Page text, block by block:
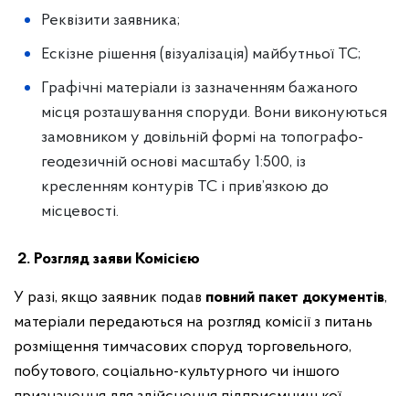
Реквізити заявника;
Ескізне рішення (візуалізація) майбутньої ТС;
Графічні матеріали із зазначенням бажаного
місця розташування споруди. Вони виконуються
замовником у довільній формі на топографо-
геодезичній основі масштабу 1:500, із
кресленням контурів ТС і прив’язкою до
місцевості.
2. Розгляд заяви Комісією
У разі, якщо заявник подав повний пакет документів,
матеріали передаються на розгляд комісії з питань
розміщення тимчасових споруд торговельного,
побутового, соціально-культурного чи іншого